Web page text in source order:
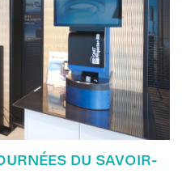
DU SAVOIR-